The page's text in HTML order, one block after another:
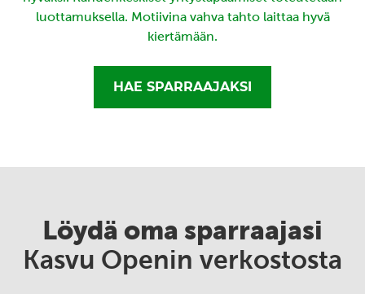
luottamuksella. Motiivina vahva tahto laittaa hyvä
kiertämään.
HAE SPARRAAJAKSI
Löydä oma sparraajasi
Kasvu Openin verkostosta